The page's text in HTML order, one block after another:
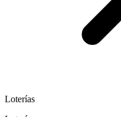
Loterías